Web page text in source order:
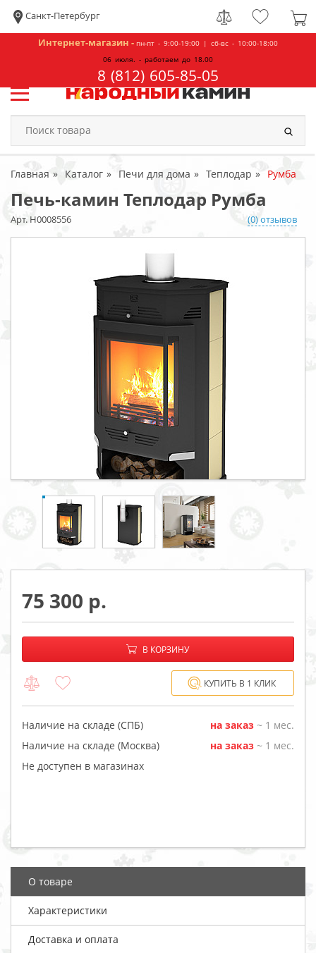
Санкт-Петербург
Интернет-магазин - пн-пт - 9:00-19:00 | сб-вс - 10:00-18:00
06 июля. - работаем до 18.00
8 (812) 605-85-05
Главная Каталог Печи для дома Теплодар Румба
Печь-камин Теплодар Румба
Арт. Н0008556 (0) отзывов
75 300
−
В КОРЗИНУ
КУПИТЬ В 1 КЛИК
Наличие на складе (СПБ) на заказ ~ 1 мес.
Наличие на складе (Москва)
на заказ ~ 1 мес.
Не доступен в магазинах
О товаре
Характеристики
Доставка и оплата